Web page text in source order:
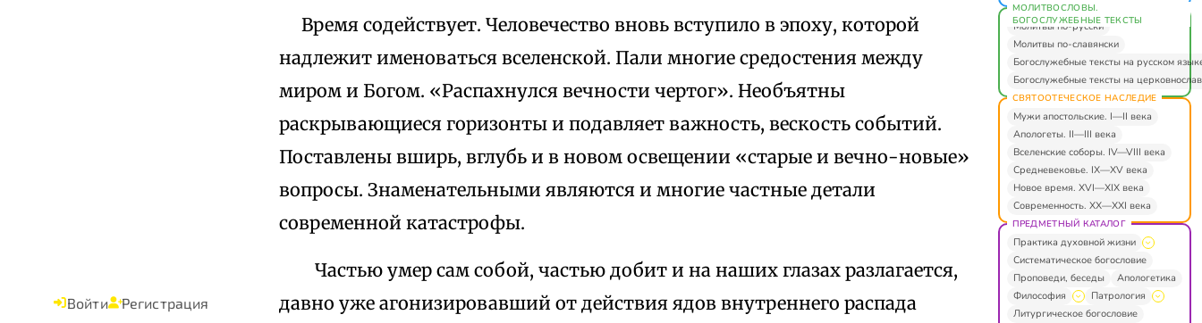
Войти Регистрация
Время содействует. Человечество вновь вступило в эпоху, которой
надлежит именоваться вселенской. Пали многие средостения между
миром и Богом. «Распахнулся вечности чертог». Необъятны
раскрывающиеся горизонты и подавляет важность, вескость событий.
Поставлены вширь, вглубь и в новом освещении «старые и вечно-новые»
вопросы. Знаменательными являются и многие частные детали
современной катастрофы.
Частью умер сам собой, частью добит и на наших глазах разлагается,
давно уже агонизировавший от действия ядов внутреннего распада
МОЛИТВОСЛОВЫ.
БОГОСЛУЖЕБНЫЕ ТЕКСТЫ
Молитвы по-русски
Молитвы по-славянски
Богослужебные тексты на русском
Богослужебные тексты на
СВЯТООТЕЧЕСКОЕ НАСЛЕДИЕ
Мужи апостольские. I—II века
Апологеты. II—III века
Вселенские соборы. IV—VIII века
Средневековье. IX—XV века
Новое время. XVI—XIX века
Современность. XX—XXI века
ПРЕДМЕТНЫЙ КАТАЛОГ
Практика духовной жизни
Систематическое богословие
Проповеди, беседы
Апологетика
Философия
Патрология
Литургическое богословие